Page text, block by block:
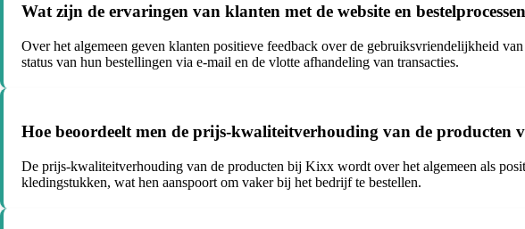
Wat zijn de ervaringen van klanten met de website en
Over het algemeen geven klanten positieve feedback over de gebruiksvriendelijkheid
status van hun bestellingen via e-mail en de vlotte afhandeling van transacties.
Hoe beoordeelt men de prijs-kwaliteitverhouding van de producten
De prijs-kwaliteitverhouding van de producten bij Kixx wordt over het algemeen als
kledingstukken, wat hen aanspoort om vaker bij het bedrijf te bestellen.